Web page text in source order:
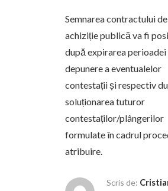
Semnarea contractului de
achiziție publică va fi
după expirarea perioadei
depunere a eventualelor
contestații și respectiv
soluționarea tuturor
contestaților/plângerilor
formulate în cadrul
atribuire.
Scris de: